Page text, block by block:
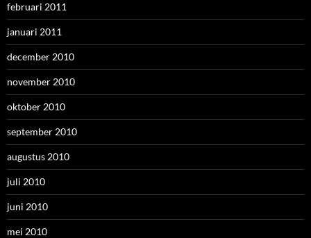
februari 2011
januari 2011
december 2010
november 2010
oktober 2010
september 2010
augustus 2010
juli 2010
juni 2010
mei 2010